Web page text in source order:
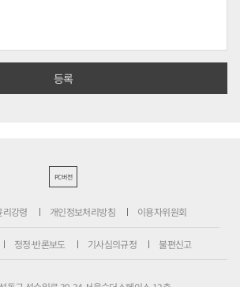
PC버전
리강령 개인정보처리방침 이용자위원회
정정·반론보도 기사심의규정 불편신고